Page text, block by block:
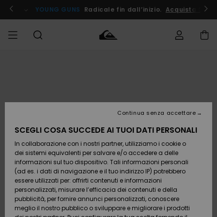
informazioni
prodotto
! YOUNG GUNS Radicale fin dall’inizio. Acquista Ora
Accessori
Calzature
e
infradito
Surf /
Acqua
Accessori
Calzature
e
infradito
Surf /
Acqua
Nuovi
Da
Scoprire
Snow
SURF
Highlights
Comunità
SNOW
Shop
Snow
Shop
Donna
OUTLET
Outlet
Donna
Pagamento
Buono regalo
Quiksilver
Freedom
SCEGLI COSA SUCCEDE AI TUOI DATI PERSONALI
In collaborazione con i nostri partner, utilizziamo i cookie o
dei sistemi equivalenti per salvare e/o accedere a delle
informazioni sul tuo dispositivo. Tali informazioni personali
(ad es. i dati di navigazione e il tuo indirizzo IP) potrebbero
essere utilizzati per: offrirti contenuti e informazioni
personalizzati, misurare l’efficacia dei contenuti e della
pubblicità, per fornire annunci personalizzati, conoscere
meglio il nostro pubblico o sviluppare e migliorare i prodotti
Continua senza accettare